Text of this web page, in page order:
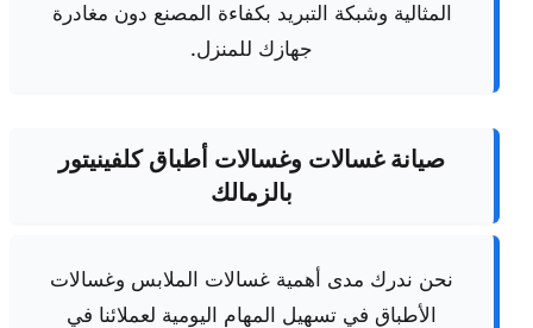
المثالية وشبكة التبريد بكفاءة المصنع دون مغادرة
جهازك للمنزل.
صيانة غسالات وغسالات أطباق كلفينيتور
بالزمالك
نحن ندرك مدى أهمية غسالات الملابس وغسالات
الأطباق في تسهيل المهام اليومية لعملائنا في